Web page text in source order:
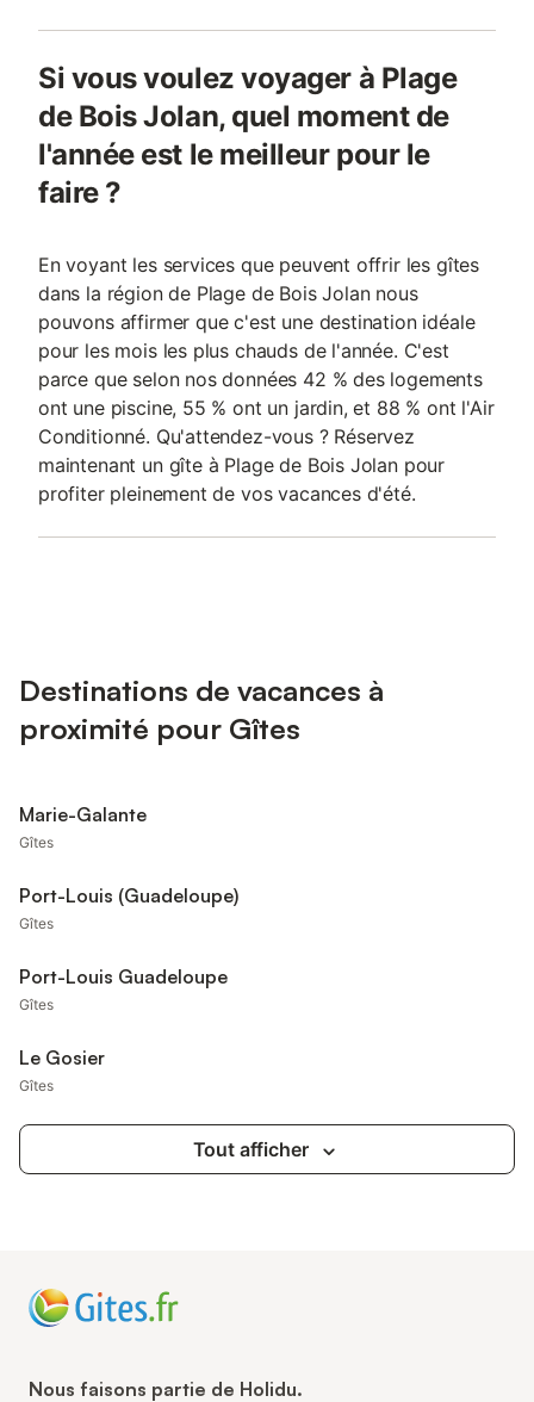
Si vous voulez voyager à Plage
de Bois Jolan, quel moment de
l'année est le meilleur pour le
faire ?
En voyant les services que peuvent offrir les gîtes
dans la région de Plage de Bois Jolan nous
pouvons affirmer que c'est une destination idéale
pour les mois les plus chauds de l'année. C'est
parce que selon nos données 42 % des logements
ont une piscine, 55 % ont un jardin, et 88 % ont l'Air
Conditionné. Qu'attendez-vous ? Réservez
maintenant un gîte à Plage de Bois Jolan pour
profiter pleinement de vos vacances d'été.
Destinations de vacances à
proximité pour Gîtes
Marie-Galante
Gîtes
Port-Louis (Guadeloupe)
Gîtes
Port-Louis Guadeloupe
Gîtes
Le Gosier
Gîtes
Tout afficher
Nous faisons partie de Holidu.